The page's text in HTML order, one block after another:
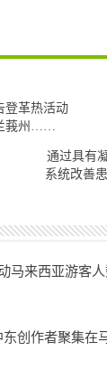
登革热活动
莪州……
通过具有
系统改善
马来西亚游客
创作者聚集在